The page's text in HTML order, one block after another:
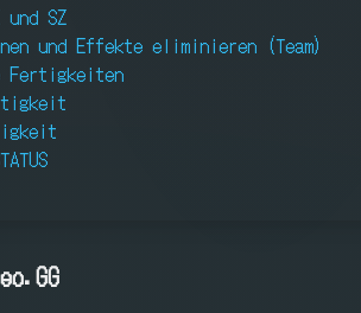
SZ
und Effekte eliminieren (Team)
Fertigkeiten